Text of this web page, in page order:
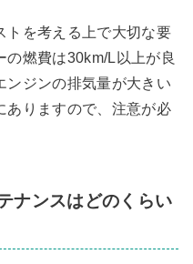
トを考える上で大切な要
の燃費は30km/L以上が良
ンジンの排気量が大きい
ありますので、注意が必
ナンスはどのくらい